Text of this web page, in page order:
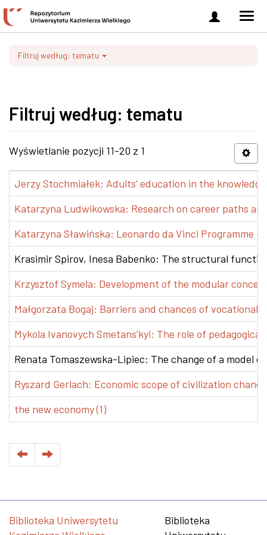
Zaloguj
się
Filtruj według: tematu
Filtruj według: tematu
Wyświetlanie pozycji 11-20 z 1
Jerzy Stochmiałek: Adults’ education in the
Katarzyna Ludwikowska: Research on career paths
Katarzyna Sławińska: Leonardo da Vinci Programme
Krasimir Spirov, Inesa Babenko: The structural
Krzysztof Symela: Development of the modular
Małgorzata Bogaj: Barriers and chances of vocational
Mykola Ivanovych Smetans’kyi: The role of
Renata Tomaszewska-Lipiec: The change of a model
Ryszard Gerlach: Economic scope of civilization
the new economy (1)
Biblioteka Uniwersytetu
Biblioteka